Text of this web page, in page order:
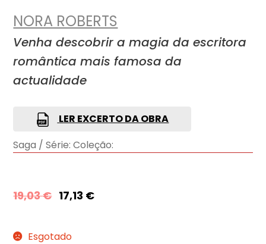
NORA ROBERTS
Venha descobrir a magia da escritora
romântica mais famosa da
actualidade
LER EXCERTO DA OBRA
Saga / Série: Coleção:
19,03€ 17,13 €
Esgotado